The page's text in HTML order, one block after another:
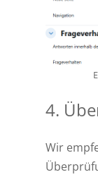
4.
Wir